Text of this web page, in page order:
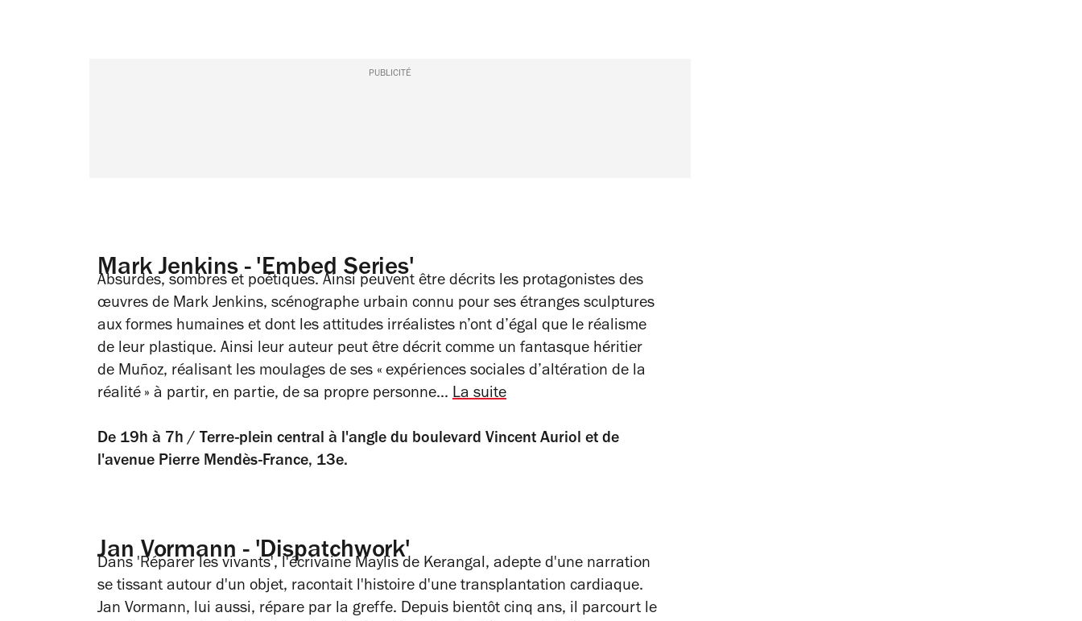
PUBLICITÉ
Mark Jenkins - 'Embed Series'
Absurdes, sombres et poétiques. Ainsi peuvent être décrits les protagonistes des
œuvres de Mark Jenkins, scénographe urbain connu pour ses étranges sculptures
aux formes humaines et dont les attitudes irréalistes n’ont d’égal que le réalisme
de leur plastique. Ainsi leur auteur peut être décrit comme un fantasque héritier
de Muñoz, réalisant les moulages de ses « expériences sociales d’altération de la
réalité » à partir, en partie, de sa propre personne... La suite
De 19h à 7h / Terre-plein central à l'angle du boulevard Vincent Auriol et de
l'avenue Pierre Mendès-France, 13e.
Jan Vormann - 'Dispatchwork'
Dans 'Réparer les vivants', l'écrivaine Maylis de Kerangal, adepte d'une narration
se tissant autour d'un objet, racontait l'histoire d'une transplantation cardiaque.
Jan Vormann, lui aussi, répare par la greffe. Depuis bientôt cinq ans, il parcourt le